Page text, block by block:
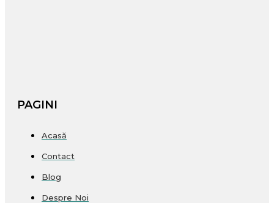
PAGINI
Acasă
Contact
Blog
Despre Noi